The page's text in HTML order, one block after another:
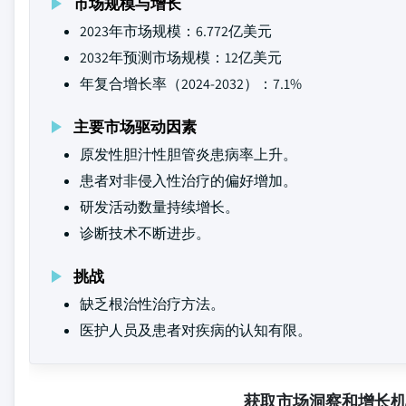
2023年市场规模：6.772亿美元
2032年预测市场规模：12亿美元
年复合增长率（2024-2032）：7.1%
主要市场驱动因素
原发性胆汁性胆管炎患病率上升。
患者对非侵入性治疗的偏好增加。
研发活动数量持续增长。
诊断技术不断进步。
挑战
缺乏根治性治疗方法。
医护人员及患者对疾病的认知有限。
获取市场洞察和增长